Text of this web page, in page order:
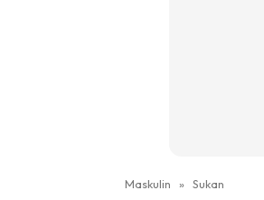
Maskulin » Sukan